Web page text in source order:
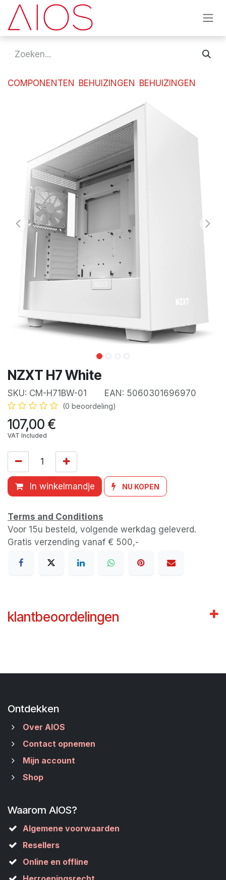
Overslaan naar inhoud
COMPONENTEN BEHUIZINGEN BEHUIZINGEN
NZXT H7 White
SKU: CM-H71BW-01 EAN: 5060301696970
(0 beoordeling)
107,00€
VAT Included
In winkelmandje NU KOPEN
Terms and Conditions
Voor 15u besteld, volgende werkdag geleverd.
Gratis verzending vanaf € 500,-
klantbeoordelingen
Ontdekken
Over AIOS
Contact opnemen
Mijn account
Shop
Waarom AIOS?
Algemene voorwaarden
Resellers
Online en offline